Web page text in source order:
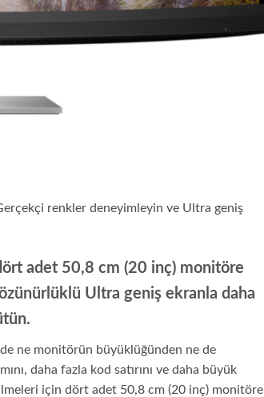
renkler deneyimleyin ve Ultra geniş
adet 50,8 cm (20 inç) monitöre
Ultra geniş ekranla daha
ne monitörün büyüklüğünden ne de
daha fazla kod satırını ve daha büyük
için dört adet 50,8 cm (20 inç) monitöre